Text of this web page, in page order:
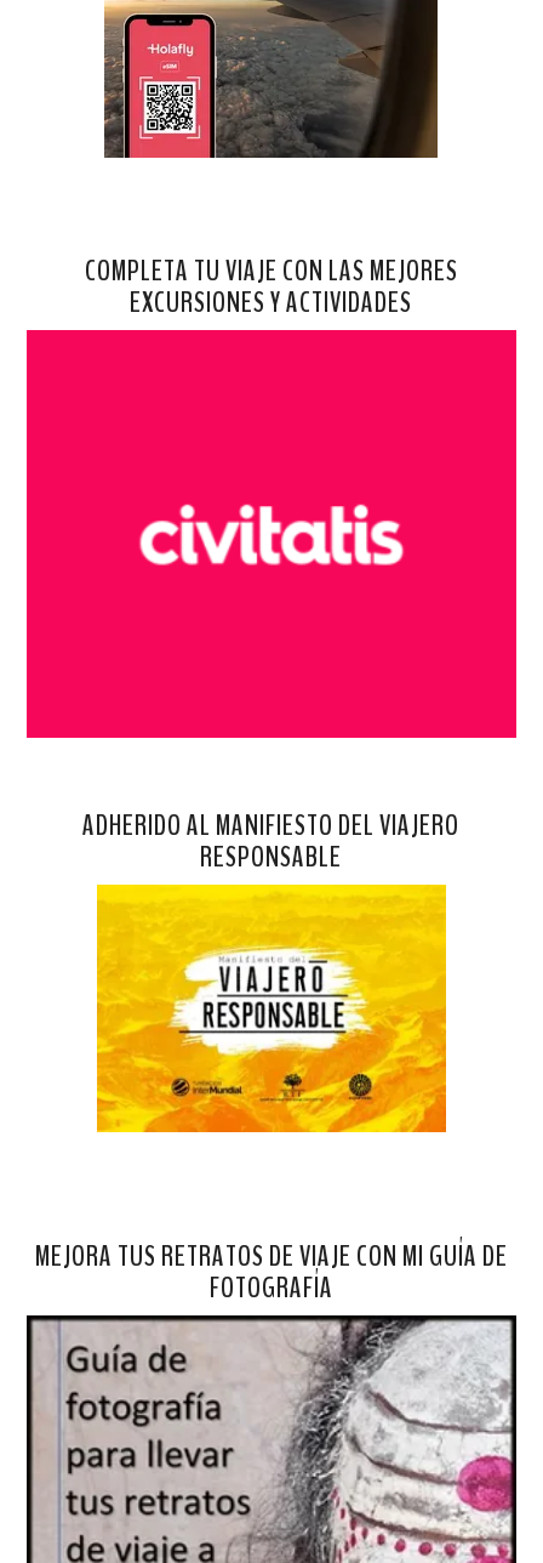
COMPLETA TU VIAJE CON LAS MEJORES
EXCURSIONES Y ACTIVIDADES
ADHERIDO AL MANIFIESTO DEL VIAJERO
RESPONSABLE
MEJORA TUS RETRATOS DE VIAJE CON MI GUÍA DE
FOTOGRAFÍA